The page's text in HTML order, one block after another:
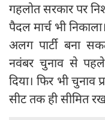
गहलोत सरकार पर
पैदल मार्च भी
अलग पार्टी बना
नवंबर चुनाव से
दिया। फिर भी
सीट तक ही सीमित